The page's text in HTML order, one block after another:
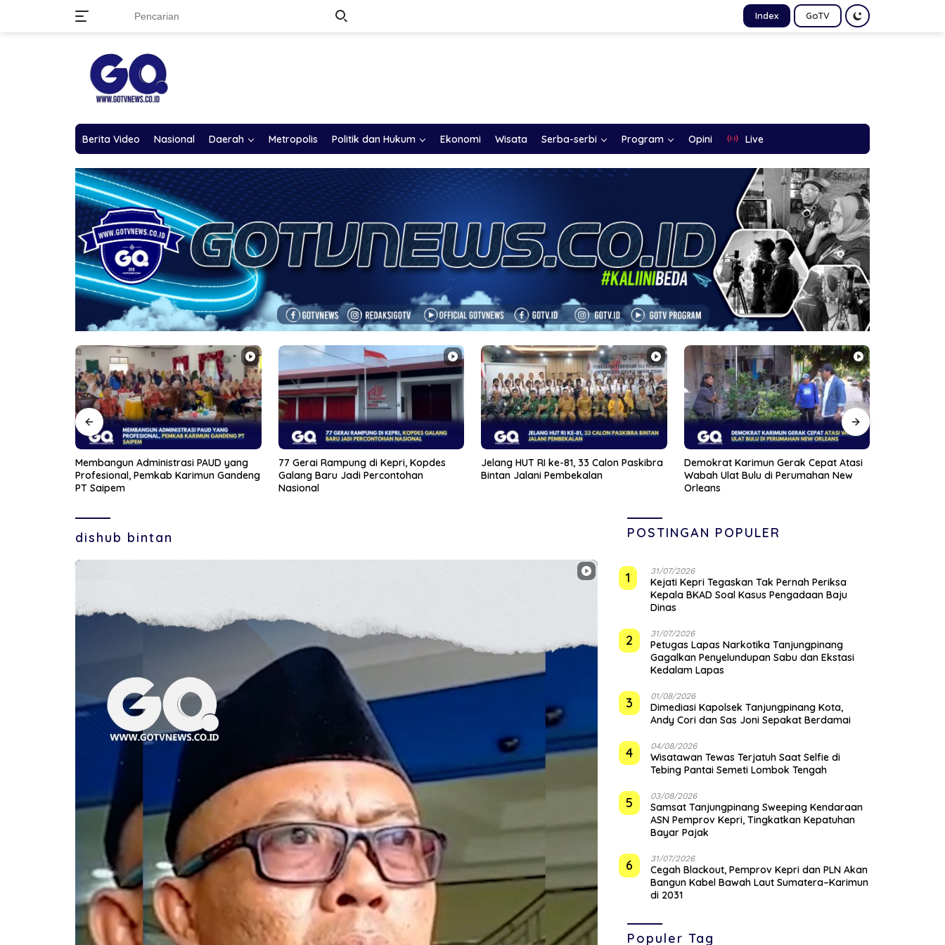
Index GoTV
Berita Video Nasional Daerah Metropolis Politik dan Hukum Ekonomi Wisata Serba-serbi Program Opini Live
77 Gerai Rampung di Kepri, Kopdes
Galang Baru Jadi Percontohan
Nasional
Jelang HUT RI ke-81, 33 Calon Paskibra
Bintan Jalani Pembekalan
Demokrat Karimun Gerak Cepat Atasi
Wabah Ulat Bulu di Perumahan New
Satlantas Polres Bintan Kedepankan
Edukasi, 30 Pelanggar Hanya Diberi
Teguran
dishub bintan POSTINGAN POPULER
1 31/07/2026
Kejati Kepri Tegaskan Tak Pernah Periksa
Kepala BKAD Soal Kasus Pengadaan Baju
Dinas
2 31/07/2026
Petugas Lapas Narkotika Tanjungpinang
Gagalkan Penyelundupan Sabu dan Ekstasi
Kedalam Lapas
3 01/08/2026
Dimediasi Kapolsek Tanjungpinang Kota,
Andy Cori dan Sas Joni Sepakat Berdamai
4 04/08/2026
Wisatawan Tewas Terjatuh Saat Selfie di
Tebing Pantai Semeti Lombok Tengah
5 03/08/2026
Samsat Tanjungpinang Sweeping Kendaraan
ASN Pemprov Kepri, Tingkatkan Kepatuhan
Bayar Pajak
6 31/07/2026
Cegah Blackout, Pemprov Kepri dan PLN Akan
Bangun Kabel Bawah Laut Sumatera–Karimun
di 2031
Populer Tag